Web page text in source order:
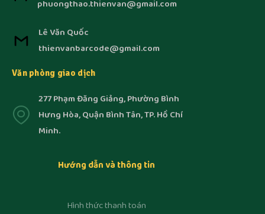
phuongthao.thienvan@gmail.com
Lê Văn Quốc
thienvanbarcode@gmail.com
Văn phòng giao dịch
277 Phạm Đăng Giảng, Phường Bình
Hưng Hòa, Quận Bình Tân, TP. Hồ Chí
Minh.
Hướng dẫn và thông tin
Hình thức thanh toán